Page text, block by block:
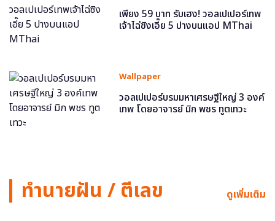
เพียง 59 บาท รับเฮง! วอลเปเปอร์เทพ
เจ้าไฉ่ซิงเอี๊ย 5 ปางบนแอป MThai
Wallpaper
วอลเปเปอร์บรมมหาเศรษฐีใหญ่ 3 องค์
เทพ โดยอาจารย์ มิก พชร ทูตเทวะ
ทำนายฝัน / ตีเลข ดูเพิ่มเติม